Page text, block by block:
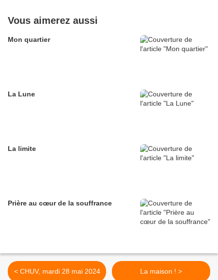
Vous aimerez aussi
Mon quartier
La Lune
La limite
Prière au cœur de la souffrance
< CHUV, mardi 28 mai 2024 La maison ! >